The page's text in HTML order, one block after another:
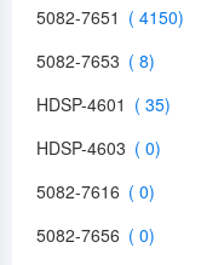
5082-7651
5082-7653
HDSP-4601
HDSP-4603
5082-7616
5082-7656